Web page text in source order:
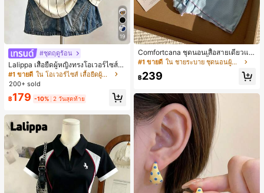
19
#ชุดฤดูร้อน
Lalippa เสื้อยืดผู้หญิงทรงโอเวอร์ไซส์ค
วามยาวกลาง คอกลม ไหล่ตก ลายพิมพ์
ตัวอักษรและลายทางแนวตั้ง สไตล์แฟชั่
นมินิมอล ของขวัญให้เพื่อน
#1 ขายดี
ใน โอเวอร์ไซส์ เสื้อยืดผู้หญิง
200+ sold
฿179 -10% 2 วันสุดท้าย
Comfortcana ชุดนอนเสื้อสายเดี่ยวแต่
งระบายและกางเกงขาสั้นสำหรับผู้หญิง
#1 ขายดี ใน ชายระบาย ชุดนอนผู้หญิง
฿239